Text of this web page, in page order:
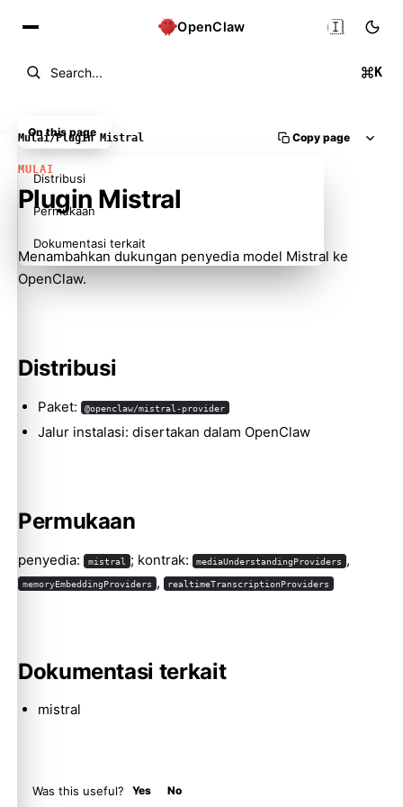
OpenClaw
Search... K
🇮🇩
Mulai/Plugin Mistral Copy page
MULAI
Plugin Mistral
Menambahkan dukungan penyedia model Mistral ke
OpenClaw.
Distribusi
Paket: @openclaw/mistral-provider
Jalur instalasi: disertakan dalam OpenClaw
Permukaan
penyedia: mistral ; kontrak: mediaUnderstandingProviders ,
memoryEmbeddingProviders , realtimeTranscriptionProviders
Dokumentasi terkait
mistral
Was this useful? Yes No
On this page
Distribusi
Permukaan
Dokumentasi terkait